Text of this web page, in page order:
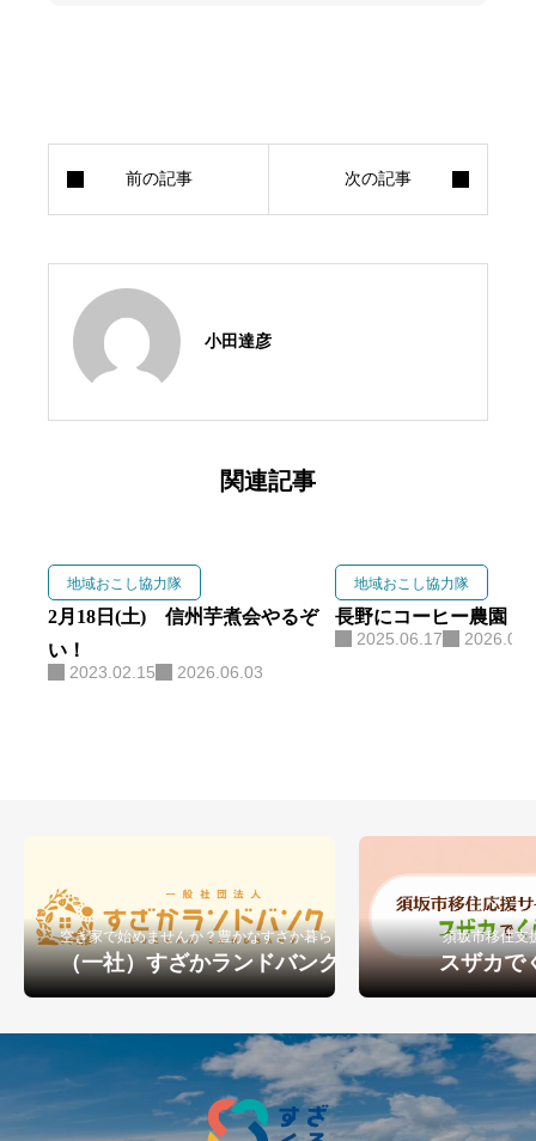
小田達彦
関連記事
地域おこし協力隊
2月18日(土) 信州芋煮会やるぞ
い！
2023.02.15 2026.06.03
地域おこし協力隊
長野にコーヒー農園！
2025.06.17
空き家で始めませんか？豊かなすざか暮らし
（一社）すざかランドバンク
須坂市移住支
スザカで